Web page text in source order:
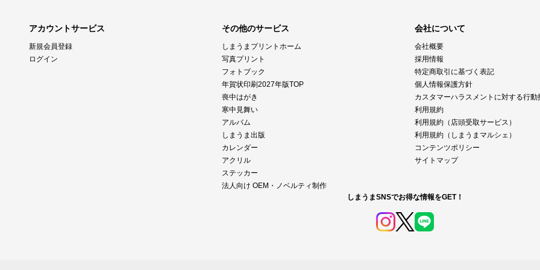
アカウントサービス
新規会員登録
ログイン
その他のサービス
しまうまプリントホーム
写真プリント
フォトブック
年賀状印刷2027年版TOP
喪中はがき
寒中見舞い
アルバム
しまうま出版
カレンダー
アクリル
ステッカー
法人向け OEM・ノベルティ制作
会社について
会社概要
採用情報
特定商取引に基づく表記
個人情報保護方針
カスタマーハラスメントに対する行動
利用規約
利用規約（店頭受取サービス）
利用規約（しまうまマルシェ）
コンテンツポリシー
サイトマップ
しまうまSNSでお得な情報をGET！